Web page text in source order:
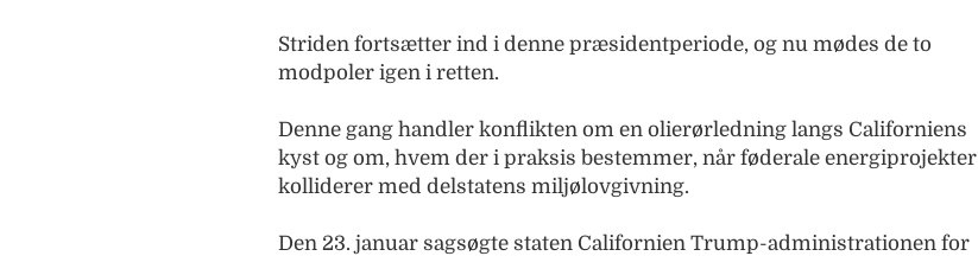
Striden fortsætter ind i denne præsidentperiode, og nu mødes de to
modpoler igen i retten.
Denne gang handler konflikten om en olierørledning langs Californiens
kyst og om, hvem der i praksis bestemmer, når føderale energiprojekter
kolliderer med delstatens miljølovgivning.
Den 23. januar sagsøgte staten Californien Trump-administrationen for